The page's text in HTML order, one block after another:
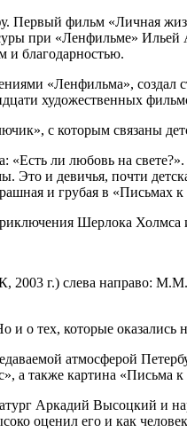
фильм «Личная
при «Ленфильме»
и благодарностью.
«Ленфильма»,
художественных
с которым связаны
«Есть ли любовь на
Это и девичья, почти
и грубая в «Письмах
Шерлока
2003 г.) слева направо:
и о тех, которые оказались
атмосферой
также картина «Письма
Аркадий Высоцкий и
оценил его и как